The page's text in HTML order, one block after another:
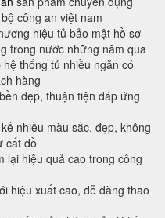
công an việt nam
hiệu tủ bảo mật hồ sơ
trong nước những năm qua
hệ thống tủ nhiều ngăn có
hàng
bền đẹp, thuận tiện đáp ứng
nhiều màu sắc, đẹp, không
cất đồ
lại hiệu quả cao trong công
hiệu xuất cao, dễ dàng thao